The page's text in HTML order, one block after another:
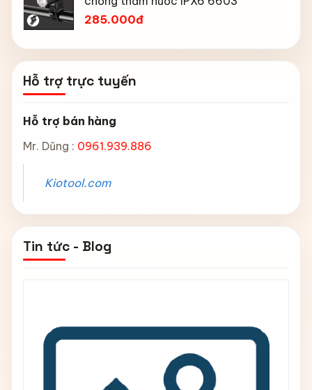
285.000đ
Hỗ trợ trực tuyến
Hỗ trợ bán hàng
Mr. Dũng : 0961.939.886
Kiotool.com
Tin tức - Blog